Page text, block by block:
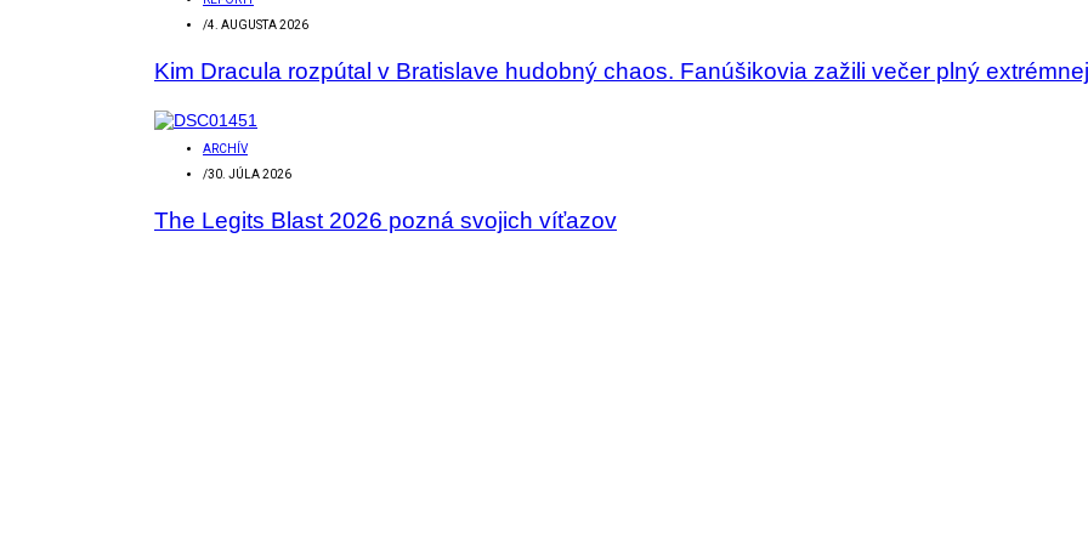
/4. AUGUSTA 2026
Kim Dracula rozpútal v Bratislave hudobný chaos. Fanúšikovia zažili večer plný
ARCHÍV
/30. JÚLA 2026
The Legits Blast 2026 pozná svojich víťazov